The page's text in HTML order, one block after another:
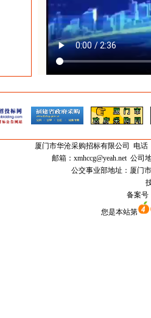
厦门市华沧采购招标有限公司
电话
邮箱： xmhccg@yeah.net公司地
公交事业部地址：厦门
备案
您是本站第